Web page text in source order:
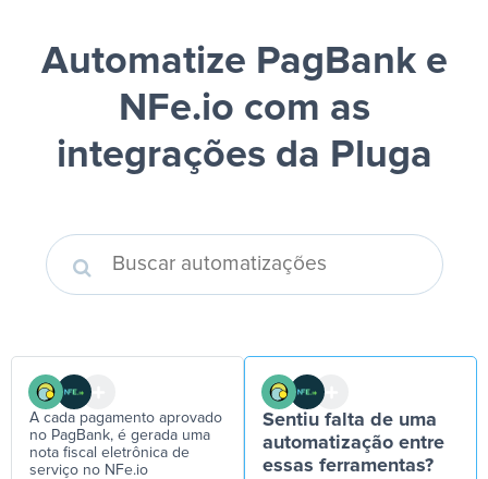
Automatize PagBank e
NFe.io com as
integrações da Pluga
A cada pagamento aprovado
no PagBank, é gerada uma
nota fiscal eletrônica de
serviço no NFe.io
Sentiu falta de uma
automatização entre
essas ferramentas?